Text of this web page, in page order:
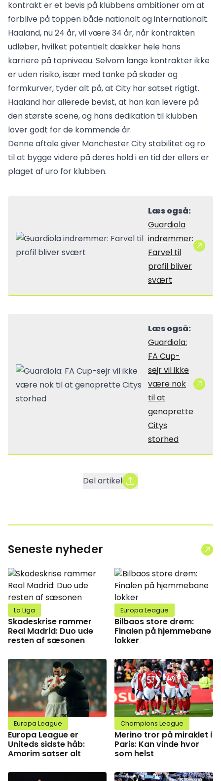
kontrakt er et bevis på klubbens ambitioner om at
forblive på toppen både nationalt og internationalt.
Haaland, nu 24 år, vil være 34 år, når kontrakten
udløber, hvilket potentielt dækker hele hans
karriere på topniveau. Selvom lange kontrakter ikke
er uden risiko, især med tanke på skader og
formkurver, tyder alt på, at City har satset rigtigt.
Haaland har allerede bevist, at han kan levere på
den største scene, og hans dedikation til klubben
lover godt for de kommende år.
Denne aftale giver Manchester City stabilitet og ro
til at bygge videre på deres hold i en tid der ellers er
plaget af uro for klubben.
Læs også:
Guardiola
indrømmer:
Farvel til
profil bliver
svært
Læs også:
Guardiola:
FA Cup-
sejr vil ikke
være nok
til at
genoprette
Citys
storhed
Del artikel
Seneste nyheder
La Liga
Skadeskrise rammer
Real Madrid: Duo ude
resten af sæsonen
Europa League
Bilbaos store drøm:
Finalen på hjemmebane
lokker
Europa League
Europa League er
Uniteds sidste håb:
Amorim satser alt
Champions League
Merino tror på miraklet i
Paris: Kan vinde hvor
som helst